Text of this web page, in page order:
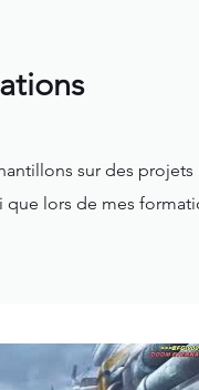
sur des projets
que lors de mes